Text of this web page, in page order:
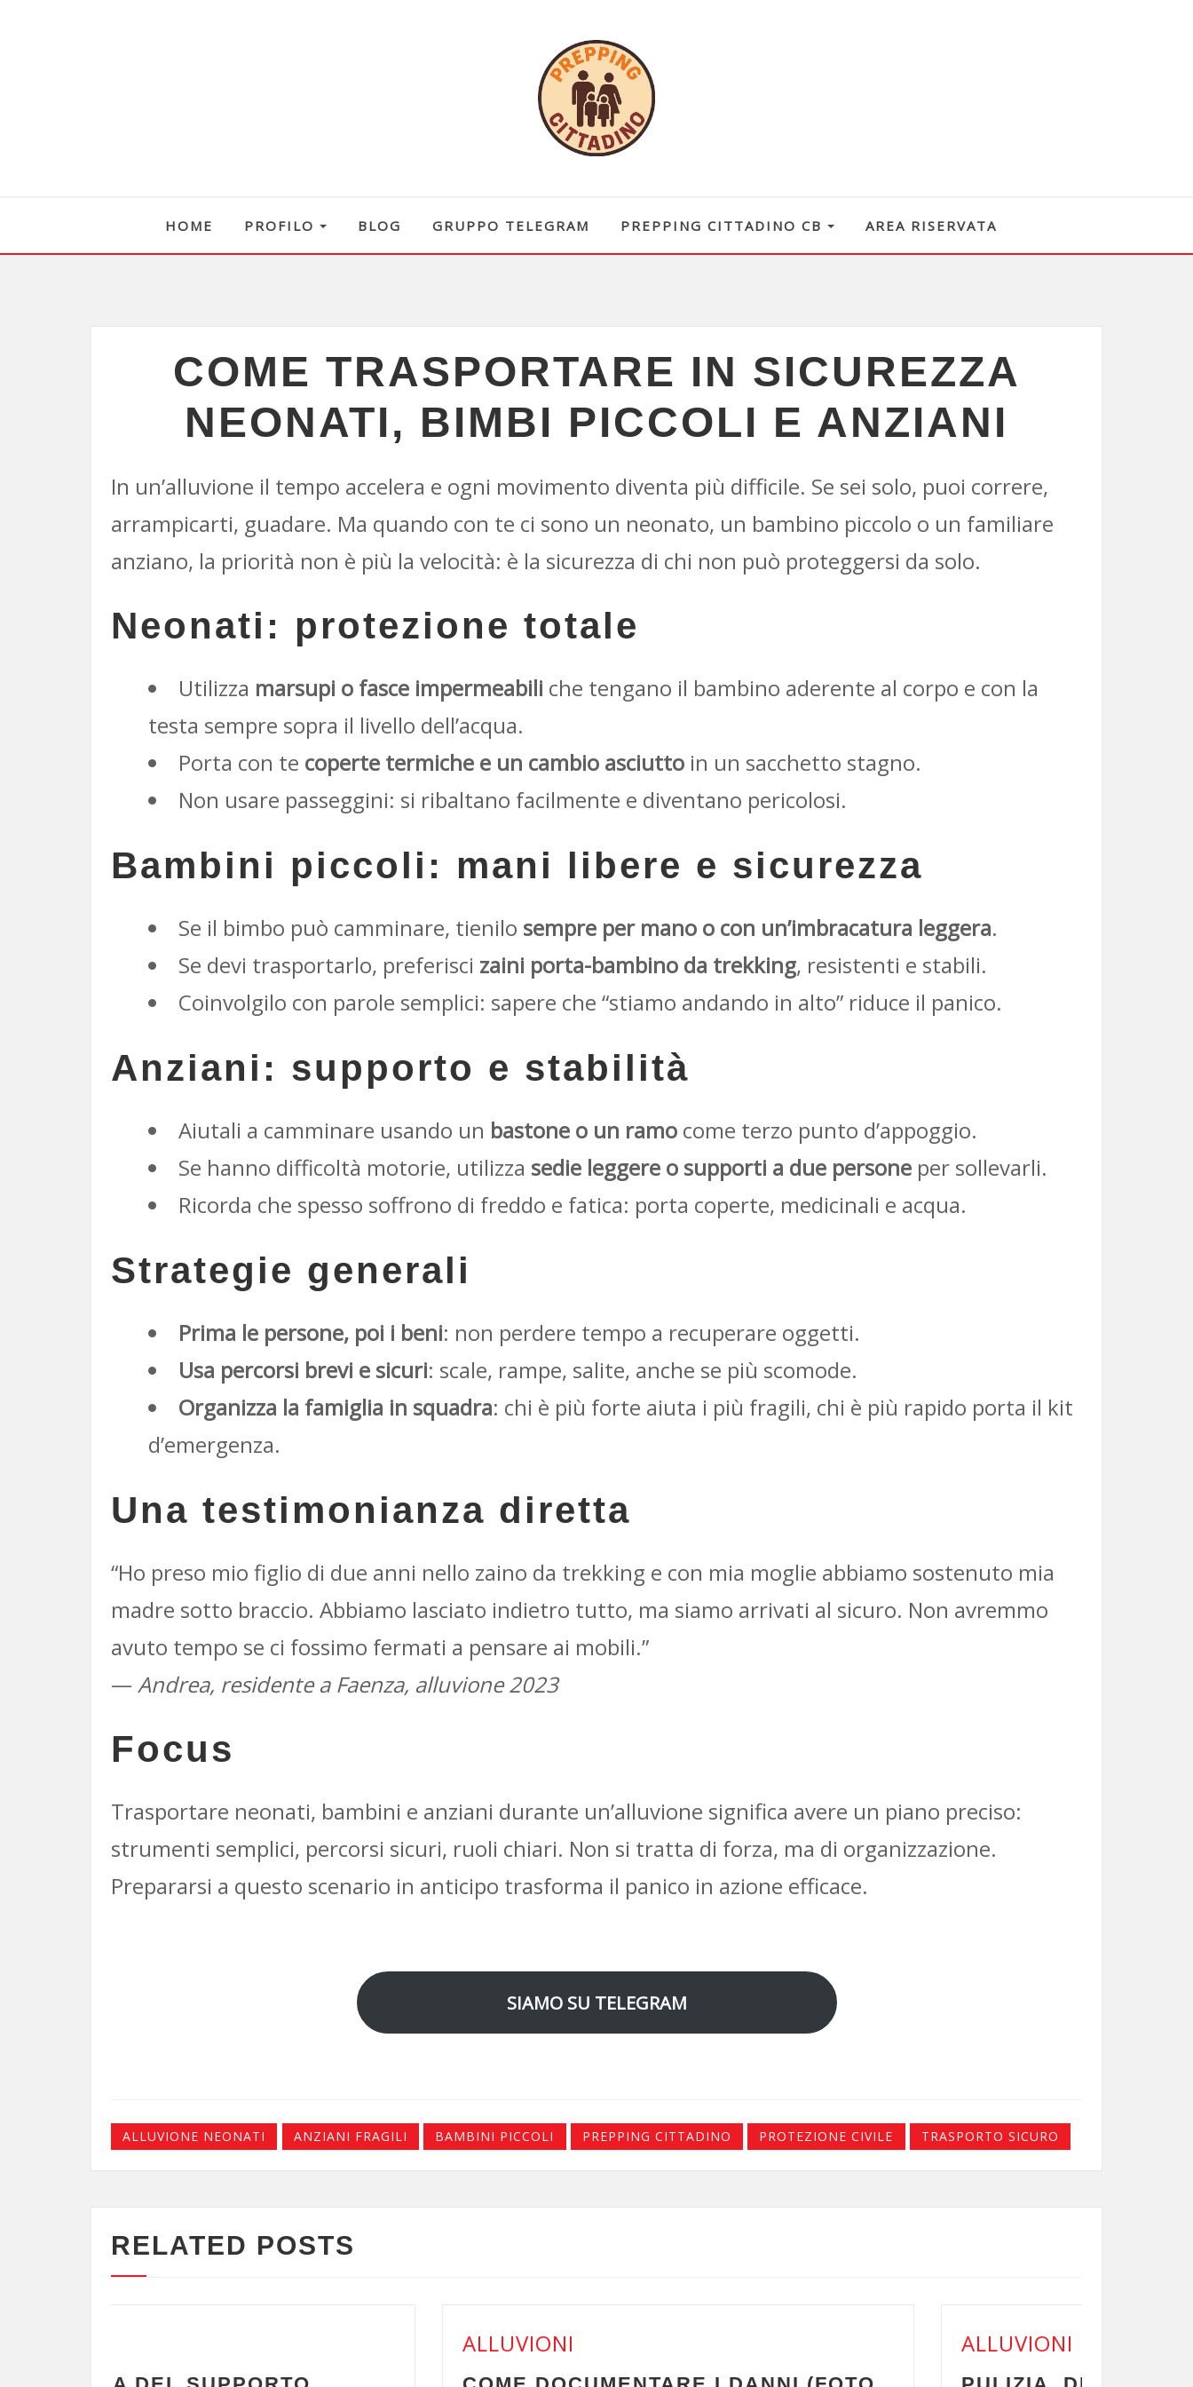
HOME PROFILO BLOG GRUPPO TELEGRAM PREPPING CITTADINO CB AREA RISERVATA
COME TRASPORTARE IN SICUREZZA
NEONATI, BIMBI PICCOLI E ANZIANI
In un’alluvione il tempo accelera e ogni movimento diventa più difficile. Se sei solo, puoi correre,
arrampicarti, guadare. Ma quando con te ci sono un neonato, un bambino piccolo o un familiare
anziano, la priorità non è più la velocità: è la sicurezza di chi non può proteggersi da solo.
Neonati: protezione totale
Utilizza marsupi o fasce impermeabili che tengano il bambino aderente al corpo e con la
testa sempre sopra il livello dell’acqua.
Porta con te coperte termiche e un cambio asciutto in un sacchetto stagno.
Non usare passeggini: si ribaltano facilmente e diventano pericolosi.
Bambini piccoli: mani libere e sicurezza
Se il bimbo può camminare, tienilo sempre per mano o con un’imbracatura leggera.
Se devi trasportarlo, preferisci zaini porta-bambino da trekking, resistenti e stabili.
Coinvolgilo con parole semplici: sapere che “stiamo andando in alto” riduce il panico.
Anziani: supporto e stabilità
Aiutali a camminare usando un bastone o un ramo come terzo punto d’appoggio.
Se hanno difficoltà motorie, utilizza sedie leggere o supporti a due persone per sollevarli.
Ricorda che spesso soffrono di freddo e fatica: porta coperte, medicinali e acqua.
Strategie generali
Prima le persone, poi i beni: non perdere tempo a recuperare oggetti.
Usa percorsi brevi e sicuri: scale, rampe, salite, anche se più scomode.
Organizza la famiglia in squadra: chi è più forte aiuta i più fragili, chi è più rapido porta il kit
d’emergenza.
Una testimonianza diretta
“Ho preso mio figlio di due anni nello zaino da trekking e con mia moglie abbiamo sostenuto mia
madre sotto braccio. Abbiamo lasciato indietro tutto, ma siamo arrivati al sicuro. Non avremmo
avuto tempo se ci fossimo fermati a pensare ai mobili.”
— Andrea, residente a Faenza, alluvione 2023
Focus
Trasportare neonati, bambini e anziani durante un’alluvione significa avere un piano preciso:
strumenti semplici, percorsi sicuri, ruoli chiari. Non si tratta di forza, ma di organizzazione.
Prepararsi a questo scenario in anticipo trasforma il panico in azione efficace.
SIAMO SU TELEGRAM
ALLUVIONE NEONATI ANZIANI FRAGILI BAMBINI PICCOLI PREPPING CITTADINO PROTEZIONE CIVILE TRASPORTO SICURO
RELATED POSTS